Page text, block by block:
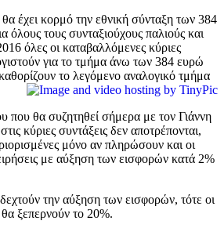
έχει κορμό την εθνική σύνταξη των 384
τους συνταξιούχους παλιούς και
όλες οι καταβαλλόμενες κύριες
για το τμήμα άνω των 384 ευρώ
το λεγόμενο αναλογικό τμήμα
που θα συζητηθεί σήμερα με τον Γιάννη
κύριες συντάξεις δεν αποτρέπονται,
μόνο αν πληρώσουν και οι
με αύξηση των εισφορών κατά 2%
την αύξηση των εισφορών, τότε οι
θα ξεπερνούν το 20%.